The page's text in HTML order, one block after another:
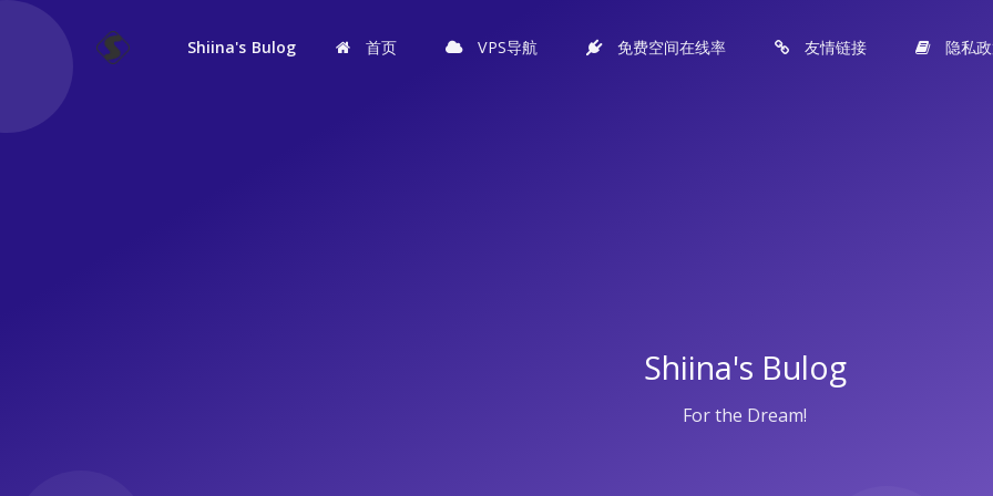
Shiina's Bulog 首页 VPS导航 免费空间在线率 友情链接 隐私
Shiina's Bulog
For the Dream!